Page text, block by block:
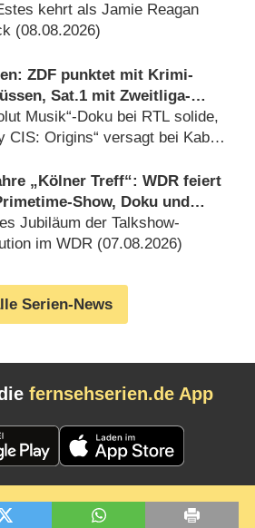
kehrt als Jamie Reagan
(08.08.2026)
ZDF punktet mit Krimi-
Sat.1 mit Zweitliga-
Musik“-Doku bei RTL solide,
CIS: Origins“ versagt bei Kabel
„Kölner Treff“: WDR feiert
Show, Doku und
Jubiläum der Talkshow-
im WDR (07.08.2026)
Serien-News
fernsehserien.de App